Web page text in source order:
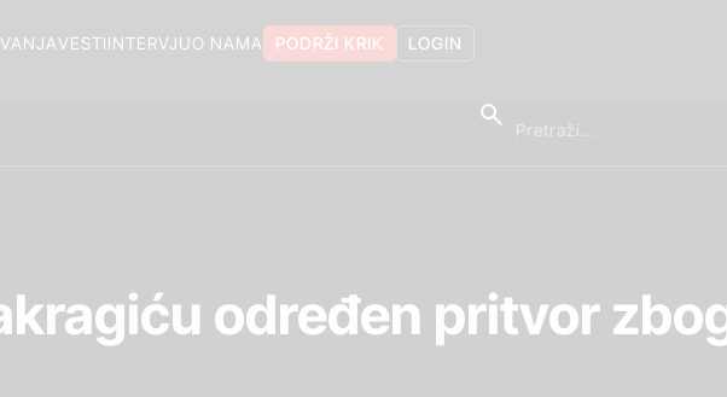
LOGIN
PODRŽI KRIK
O NAMA
INTERVJU
VESTI
određen pritvor